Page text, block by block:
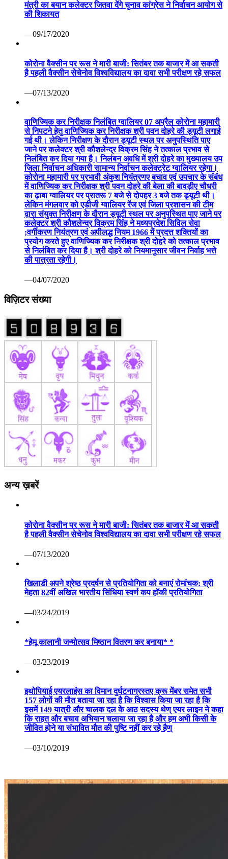
मंत्री का बयान कलेक्टर जितवा देंगे चुनाव कांग्रेस ने निर्वाचन आयोग से
की शिकायत
—09/17/2020
कोरोना वैक्सीन पर रूस ने मारी बाजी: सितंबर तक बाजार में आ सकती
है पहली वैक्सीन सेचेनोव विश्वविद्यालय का दावा सभी परीक्षण रहे सफल
—07/13/2020
वाणिज्यिक कर निरीक्षक निलंबित ग्वालियर 07 अप्रैल कोरोना महामारी
से निपटने हेतु वाणिज्यिक कर निरीक्षक श्री पवन दोहरे की ड्यूटी लगाई
गई थी। लेकिन निरीक्षण के दौरान ड्यूटी स्थल पर अनुपस्थिति पाए
जाने पर कलेक्टर श्री कौशलेन्द्र विक्रम सिंह ने तत्काल प्रभाव से
निलंबित कर दिया गया है। निलंबन अवधि में श्री दोहरे का मुख्यालय उप
जिला निर्वाचन अधिकारी सामान्य निर्वाचन कलेक्ट्रेट ग्वालियर रहेगा।
कोरोना महामारी पर प्रभावी अंकुश नियंत्रणए बचाव एवं उपचार के संबंध
में वाणिज्यिक कर निरीक्षक श्री पवन दोहरे की बेला की बावड़ीए चौधरी
का ढ़ाबा ग्वालियर पर प्रातरू 7 बजे से दोपहर 3 बजे तक ड्यूटी थी।
लेकिन मंगलवार को एडीजी ग्वालियर रेंज एवं जिला प्रशासन की टीम
द्वारा संयुक्त निरीक्षण के दौरान ड्यूटी स्थल पर अनुपस्थित पाए जाने पर
कलेक्टर श्री कौशलेन्द्र विक्रम सिंह ने मध्यप्रदेश सिविल सेवा
;वर्गीकरण नियंत्रण एवं अपीलद्ध नियम 1966 में प्रदत्त शक्तियों का
प्रयोग करते हुए वाणिज्यिक कर निरीक्षक श्री दोहरे को तत्काल प्रभाव
से निलंबित कर दिया है। श्री दोहरे को नियमानुसार जीवन निर्वाह भत्ते
की पात्रता रहेगी।
—04/07/2020
विज़िटर संख्या
अन्य ख़बरें
कोरोना वैक्सीन पर रूस ने मारी बाजी: सितंबर तक बाजार में आ सकती
है पहली वैक्सीन सेचेनोव विश्वविद्यालय का दावा सभी परीक्षण रहे सफल
—07/13/2020
खिलाडी अपने श्रेष्ठ प्रदर्षन से प्रतियोगिता को बनाएं रोमांचक: श्री
मेहता 82वीं अखिल भारतीय सिंधिया स्वर्ण कप हॉकी प्रतियोगिता
—03/24/2019
*हेमू कालानी जन्मोत्सव मिष्ठान वितरण कर बनाया* *
—03/23/2019
इथोपियाई एयरलाइंस का विमान दुर्घटनाग्रस्तए क्रू मेंबर समेत सभी
157 लोगों की मौत बताया जा रहा है कि विश्वास किया जा रहा है कि
इसमें 149 यात्री और चालक दल के आठ सदस्य थेण् एयर लाइन ने कहा
कि राहत और बचाव अभियान चलाया जा रहा है और हम अभी किसी के
जीवित होने या संभावित मौत की पुष्टि नहीं कर रहे हैण्
—03/10/2019